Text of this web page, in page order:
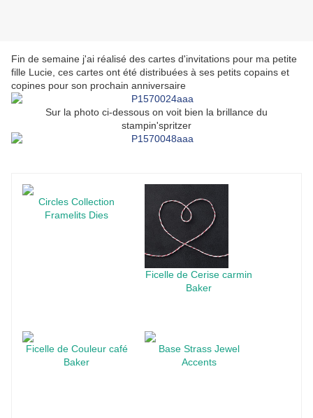
Fin de semaine j'ai réalisé des cartes d'invitations pour ma petite
fille Lucie, ces cartes ont été distribuées à ses petits copains et
copines pour son prochain anniversaire
Sur la photo ci-dessous on voit bien la brillance du
stampin'spritzer
Circles Collection
Framelits Dies
Ficelle de Cerise carmin
Baker
Ficelle de Couleur café
Baker
Base Strass Jewel
Accents